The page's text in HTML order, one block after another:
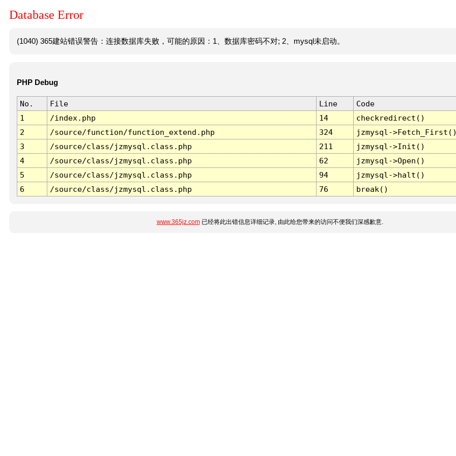
Database Error
(1040) 365建站错误警告：连接数据库失败，可能的原因：1、数据库密码不对; 2、mysql未启动。
PHP Debug
No. File Line
Code
1
/index.php 14
checkredirect()
2
/source/function/function_extend.php 324
jzmysql-
3
/source/class/jzmysql.class.php 211
jzmysql->Init()
4
/source/class/jzmysql.class.php 62
jzmysql->Open()
5
/source/class/jzmysql.class.php 94
jzmysql->halt()
6
/source/class/jzmysql.class.php 76 break()
www.365jz.com已经将此出错信息详细记录, 由此给您带来的访问不便我们深感歉意.